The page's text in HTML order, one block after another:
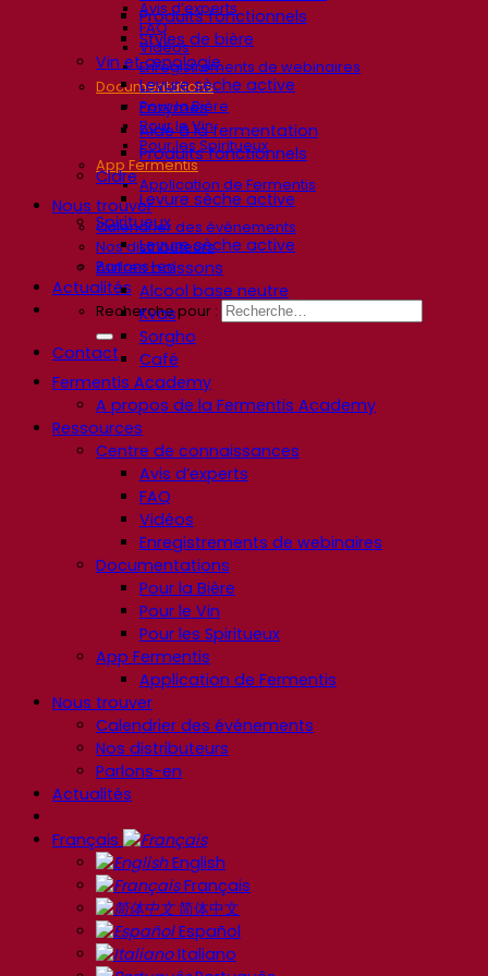
Avis d’experts
FAQ
Vidéos
Enregistrements de webinaires
Documentations
Pour la Bière
Pour le Vin
Pour les Spiritueux
App Fermentis
Application de Fermentis
Nous trouver
Calendrier des événements
Nos distributeurs
Parlons-en
Actualités
Recherche pour :
Contact
Produits fonctionnels
Styles de bière
Vin et œnologie
Levure sèche active
Enzymes
Aide à la fermentation
Produits fonctionnels
Cidre
Levure sèche active
Spiritueux
Levure sèche active
Autres boissons
Alcool base neutre
Kvas
Sorgho
Café
Fermentis Academy
A propos de la Fermentis Academy
Ressources
Centre de connaissances
Avis d’experts
FAQ
Vidéos
Enregistrements de webinaires
Documentations
Pour la Bière
Pour le Vin
Pour les Spiritueux
App Fermentis
Application de Fermentis
Nous trouver
Calendrier des événements
Nos distributeurs
Parlons-en
Actualités
Français
English
Français
简体中文
Español
Italiano